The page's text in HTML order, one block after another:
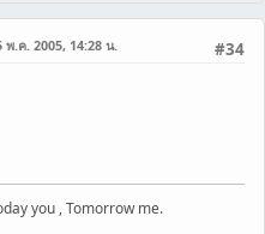
#34
พ.ค. 2005, 14:28 น.
you , Tomorrow me.